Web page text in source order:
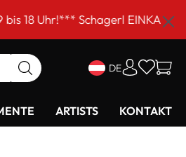
Schagerl
DE
ARTISTS KONTAKT